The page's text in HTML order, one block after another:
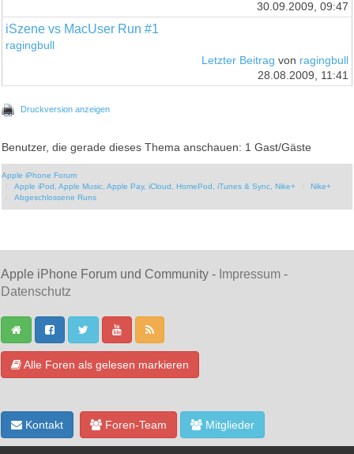
30.09.2009, 09:47
iSzene vs MacUser Run #1
ragingbull
Letzter Beitrag von ragingbull
28.08.2009, 11:41
Druckversion anzeigen
Benutzer, die gerade dieses Thema anschauen: 1 Gast/Gäste
Apple iPhone Forum
Apple iPod, Apple Music, Apple Pay, iCloud, HomePod, iTunes & Sync, Nike+
Nike+
Abgeschlossene Runs
Apple iPhone Forum und Community - Impressum -
Datenschutz
Alle Foren als gelesen markieren
Kontakt Foren-Team Mitglieder